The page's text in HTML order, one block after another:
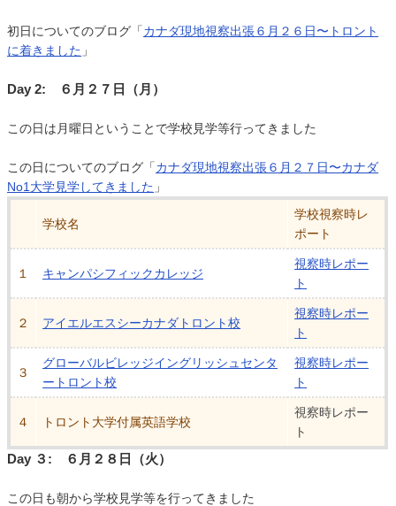
初日についてのブログ「カナダ現地視察出張６月２６日〜トロント
に着きました 」
Day 2: ６月２７日（月）
この日は月曜日ということで学校見学等行ってきました
この日についてのブログ「カナダ現地視察出張６月２７日〜カナダ
No1大学見学してきました 」
学校名
学校視察時レ
ポート
１ キャンパシフィックカレッジ
視察時レポー
ト
２ アイエルエスシーカナダトロント校
視察時レポー
ト
３
グローバルビレッジイングリッシュセンタ
ートロント校
視察時レポー
ト
４ トロント大学付属英語学校
視察時レポー
ト
Day ３: ６月２８日（火）
この日も朝から学校見学等を行ってきました